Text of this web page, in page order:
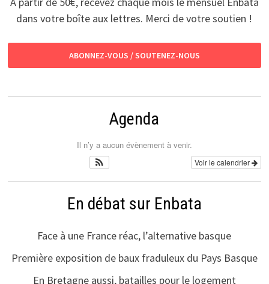
dans votre boîte aux lettres. Merci de votre soutien !
ABONNEZ-VOUS / SOUTENEZ-NOUS
Agenda
Il n’y a aucun évènement à venir.
Voir le calendrier
En débat sur Enbata
Face à une France réac, l’alternative basque
Première exposition de baux fraduleux du Pays Basque
En Bretagne aussi, batailles pour le logement